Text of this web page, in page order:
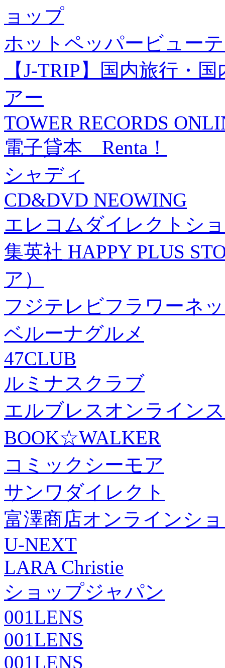
ョップ
ホットペッパービュー
【J-TRIP】国内旅行・
アー
TOWER RECORDS
電子貸本 Renta！
シャディ
CD&DVD NEOWING
エレコムダイレクトシ
集英社 HAPPY PLUS
ア）
フジテレビフラワーネ
ベルーナグルメ
47CLUB
ルミナスクラブ
エルブレスオンライン
BOOK☆WALKER
コミックシーモア
サンワダイレクト
富澤商店オンラインシ
U-NEXT
LARA Christie
ショップジャパン
001LENS
001LENS
001LENS